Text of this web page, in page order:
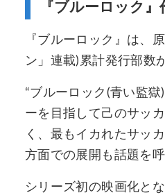
『ブルーロック
『ブルーロック』は、
ン」連載)累計発行部数
“ブルーロック(青い監
ーを目指して己のサッ
く、最もイカれたサッ
方面での展開も話題を呼
シリーズ初の映画化と